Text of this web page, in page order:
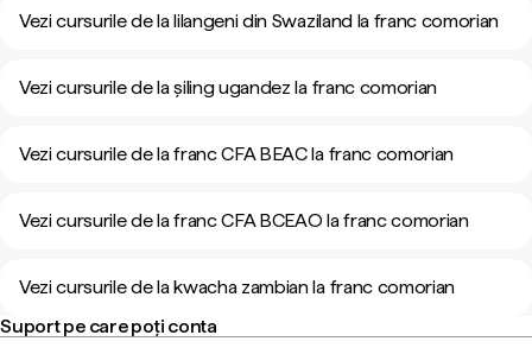
Vezi cursurile de la lilangeni din Swaziland la franc comorian
Vezi cursurile de la șiling ugandez la franc comorian
Vezi cursurile de la franc CFA BEAC la franc comorian
Vezi cursurile de la franc CFA BCEAO la franc comorian
Vezi cursurile de la kwacha zambian la franc comorian
Suport pe care poți conta